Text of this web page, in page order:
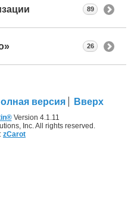
89
26
версия Вверх
Version 4.1.11
Inc. All rights reserved.
zCarot